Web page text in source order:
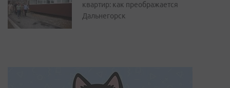
квартир: как преображается
Дальнегорск